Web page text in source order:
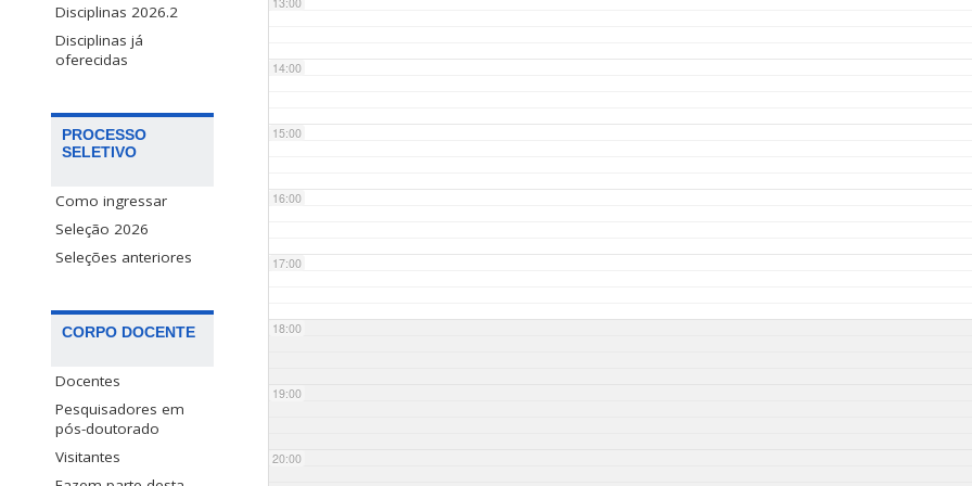
Disciplinas 2026.2
Disciplinas já
oferecidas
PROCESSO
SELETIVO
Como ingressar
Seleção 2026
Seleções anteriores
CORPO DOCENTE
Docentes
Pesquisadores em
pós-doutorado
Visitantes
14:00
15:00
16:00
17:00
18:00
19:00
20:00